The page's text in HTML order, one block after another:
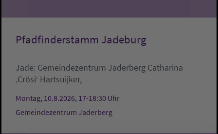
Pfadfinderstamm Jadeburg
Jade: Gemeindezentrum Jaderberg Catharina
‚Crösi‘ Hartsuijker,
Montag, 10.8.2026, 17-18:30 Uhr
Gemeindezentrum Jaderberg